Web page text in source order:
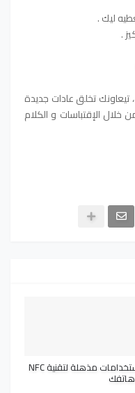
ليك .
.
تخلق عادات جديدة
الإقتباسات و الكلام
4 استخدامات مذهلة لتقنية NFC